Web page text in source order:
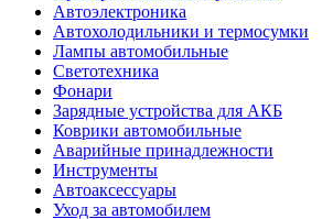
Автоэлектроника
Автохолодильники и термосумки
Лампы автомобильные
Светотехника
Фонари
Зарядные устройства для АКБ
Коврики автомобильные
Аварийные принадлежности
Инструменты
Автоаксессуары
Уход за автомобилем